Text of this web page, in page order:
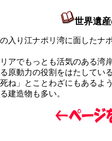
世界遺
入り江ナポリ湾に面したナ
アでもっとも活気のある湾
原動力の役割をはたしている
死ね」とことわざにもあるよ
建造物も多い。